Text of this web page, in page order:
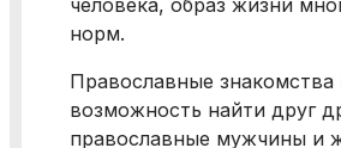
человека, образ жизни
норм.
Православные
возможность найти друг
православные мужчины и